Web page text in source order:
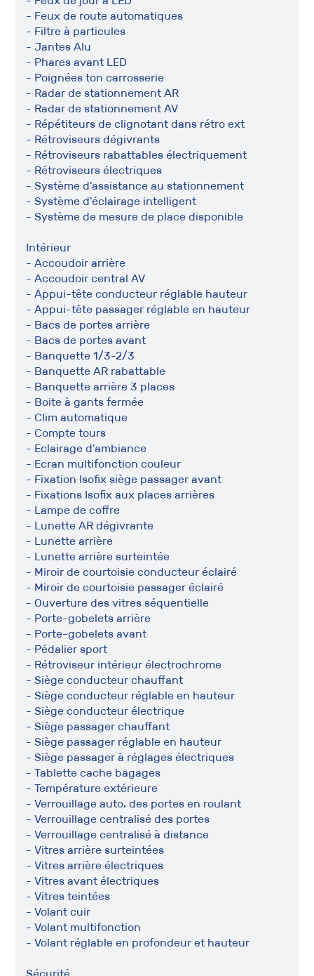
- Feux de route automatiques
- Filtre à particules
- Jantes Alu
- Phares avant LED
- Poignées ton carrosserie
- Radar de stationnement AR
- Radar de stationnement AV
- Répétiteurs de clignotant dans rétro ext
- Rétroviseurs dégivrants
- Rétroviseurs rabattables électriquement
- Rétroviseurs électriques
- Système d'assistance au stationnement
- Système d'éclairage intelligent
- Système de mesure de place disponible
Intérieur
- Accoudoir arrière
- Accoudoir central AV
- Appui-tête conducteur réglable hauteur
- Appui-tête passager réglable en hauteur
- Bacs de portes arrière
- Bacs de portes avant
- Banquette 1/3-2/3
- Banquette AR rabattable
- Banquette arrière 3 places
- Boite à gants fermée
- Clim automatique
- Compte tours
- Eclairage d'ambiance
- Ecran multifonction couleur
- Fixation Isofix siège passager avant
- Fixations Isofix aux places arrières
- Lampe de coffre
- Lunette AR dégivrante
- Lunette arrière
- Lunette arrière surteintée
- Miroir de courtoisie conducteur éclairé
- Miroir de courtoisie passager éclairé
- Ouverture des vitres séquentielle
- Porte-gobelets arrière
- Porte-gobelets avant
- Pédalier sport
- Rétroviseur intérieur électrochrome
- Siège conducteur chauffant
- Siège conducteur réglable en hauteur
- Siège conducteur électrique
- Siège passager chauffant
- Siège passager réglable en hauteur
- Siège passager à réglages électriques
- Tablette cache bagages
- Température extérieure
- Verrouillage auto. des portes en roulant
- Verrouillage centralisé des portes
- Verrouillage centralisé à distance
- Vitres arrière surteintées
- Vitres arrière électriques
- Vitres avant électriques
- Vitres teintées
- Volant cuir
- Volant multifonction
- Volant réglable en profondeur et hauteur